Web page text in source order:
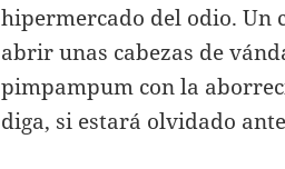
hipermercado del odio. Un
abrir unas cabezas de
pimpampum con la
diga, si estará olvidado